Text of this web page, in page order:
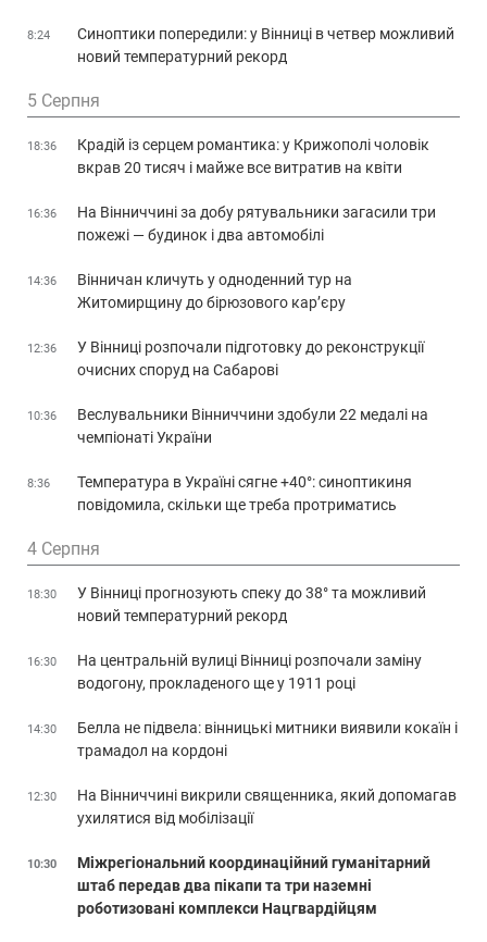
8:24
Синоптики попередили: у Вінниці в четвер можливий
новий температурний рекорд
5 Серпня
18:36
Крадій із серцем романтика: у Крижополі чоловік
вкрав 20 тисяч і майже все витратив на квіти
16:36
На Вінниччині за добу рятувальники загасили три
пожежі — будинок і два автомобілі
14:36
Вінничан кличуть у одноденний тур на
Житомирщину до бірюзового кар’єру
12:36
У Вінниці розпочали підготовку до реконструкції
очисних споруд на Сабарові
10:36
Веслувальники Вінниччини здобули 22 медалі на
чемпіонаті України
8:36
Температура в Україні сягне +40°: синоптикиня
повідомила, скільки ще треба протриматись
4 Серпня
18:30
У Вінниці прогнозують спеку до 38° та можливий
новий температурний рекорд
16:30
На центральній вулиці Вінниці розпочали заміну
водогону, прокладеного ще у 1911 році
14:30
Белла не підвела: вінницькі митники виявили кокаїн і
трамадол на кордоні
12:30
На Вінниччині викрили священника, який допомагав
ухилятися від мобілізації
10:30
Міжрегіональний координаційний гуманітарний
штаб передав два пікапи та три наземні
роботизовані комплекси Нацгвардійцям